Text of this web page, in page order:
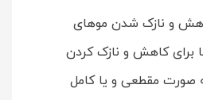
متوجه کاهش و نازک شدن موهای
برای کاهش و نازک کردن
صورت مقطعی و یا کامل